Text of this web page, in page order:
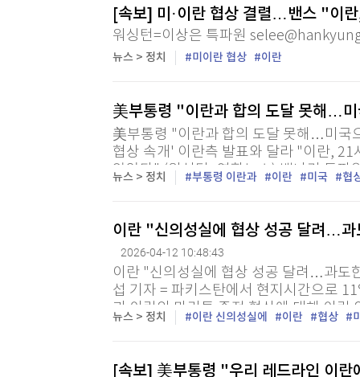
[속보] 미·이란 협상 결렬…밴스 "이
워싱턴=이상은 특파원
뉴스 > 정치 미이란 협상 이란
美부통령 "이란과 합의 도달 못해…
美부통령 "이란과 합의 도달 못해…미
협상 속개' 이란측 발표와 달라 "이란,
않았다" (워싱턴=연합뉴스) 백나리 특파
을 이끈 JD 밴스 미국 부통령은 11일(현
뉴스 > 정치 부통령 이란과 이란 미국 협
이란 "신의성실에 협상 성공 달려…
2026-04-12 10:48:43
이란 "신의성실에 협상 성공 달려…과도
섭 기자 = 파키스탄에서 현지시간으로
과 이란의 마라톤 종전 협상에 대해 이
의성실에 달렸다"며 "과도한 요구와 불
뉴스 > 정치 이란 신의성실에 이란 협상
[속보] 美부통령 "우리 레드라인 이란